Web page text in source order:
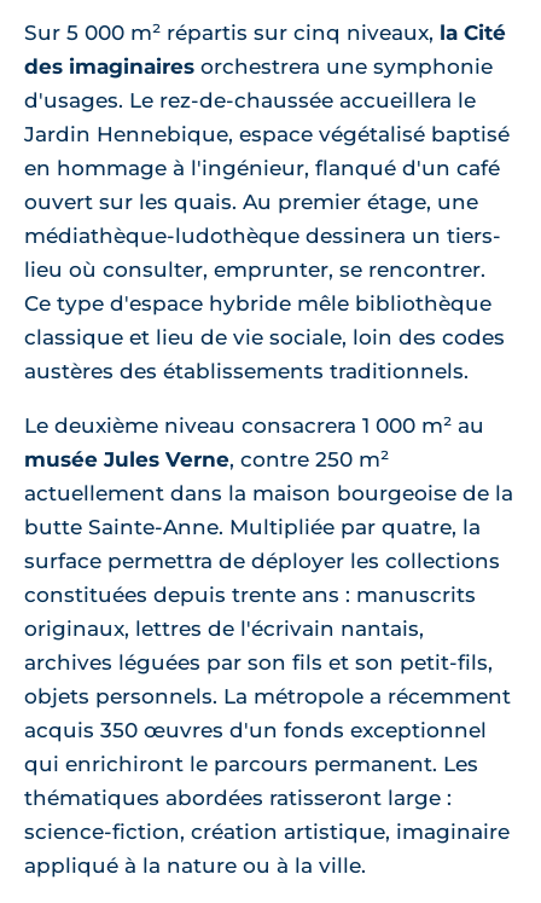
Sur 5 000 m² répartis sur cinq niveaux, la Cité
des imaginaires orchestrera une symphonie
d'usages. Le rez-de-chaussée accueillera le
Jardin Hennebique, espace végétalisé baptisé
en hommage à l'ingénieur, flanqué d'un café
ouvert sur les quais. Au premier étage, une
médiathèque-ludothèque dessinera un tiers-
lieu où consulter, emprunter, se rencontrer.
Ce type d'espace hybride mêle bibliothèque
classique et lieu de vie sociale, loin des codes
austères des établissements traditionnels.
Le deuxième niveau consacrera 1 000 m² au
musée Jules Verne, contre 250 m²
actuellement dans la maison bourgeoise de la
butte Sainte-Anne. Multipliée par quatre, la
surface permettra de déployer les collections
constituées depuis trente ans : manuscrits
originaux, lettres de l'écrivain nantais,
archives léguées par son fils et son petit-fils,
objets personnels. La métropole a récemment
acquis 350 œuvres d'un fonds exceptionnel
qui enrichiront le parcours permanent. Les
thématiques abordées ratisseront large :
science-fiction, création artistique, imaginaire
appliqué à la nature ou à la ville.